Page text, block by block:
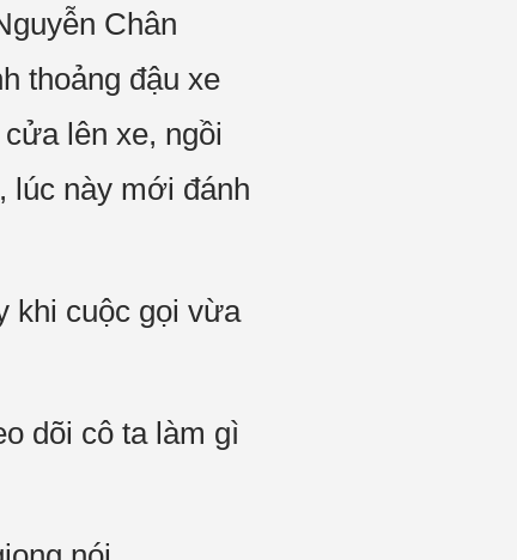
Chân
thoảng đậu xe
lên xe, ngồi
lúc này mới đánh
khi cuộc gọi vừa
dõi cô ta làm gì